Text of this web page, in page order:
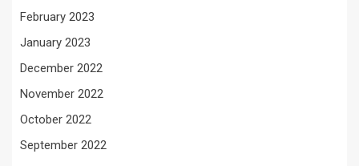
February 2023
January 2023
December 2022
November 2022
October 2022
September 2022